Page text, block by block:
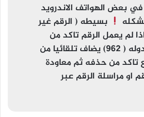
في بعض الهواتف الاندرويد
بسيطه ( الرقم غير
لم يعمل الرقم تاكد من
حذف رمز الدوله ( 962) يضاف تلقائيا من
تاكد من حذفه ثم معاودة
او مراسلة الرقم عبر